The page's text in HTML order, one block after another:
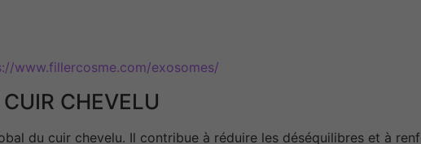
www.fillercosme.com/exosomes/
CHEVELU
du cuir chevelu. Il contribue à réduire les déséquilibres et à